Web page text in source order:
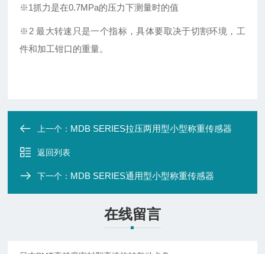
※1抓力是在0.7MPa的压力下测量时的值
※ 2最大转速只是一个指标 ，具体要取决于切割环境 ，工
件和加工钳口的重量。
上一个： MDB SERIES拉压两用型小型称重传感器
返回列表
下一个： MDB SERIES通用型小型称重传感器
在线留言